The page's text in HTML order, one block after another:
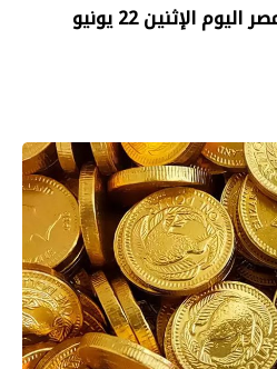
سعر الجنيه الذهب في مصر اليوم الإثنين 22 يونيو